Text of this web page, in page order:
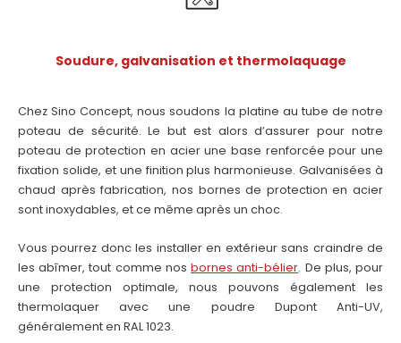
Soudure, galvanisation et thermolaquage
Chez Sino Concept, nous soudons la platine au tube de notre
poteau de sécurité. Le but est alors d’assurer pour notre
poteau de protection en acier une base renforcée pour une
fixation solide, et une finition plus harmonieuse. Galvanisées à
chaud après fabrication, nos bornes de protection en acier
sont inoxydables, et ce même après un choc.
Vous pourrez donc les installer en extérieur sans craindre de
les abîmer, tout comme nosbornes anti-bélier. De plus, pour
une protection optimale, nous pouvons également les
thermolaquer avec une poudre Dupont Anti-UV,
généralement en RAL 1023.